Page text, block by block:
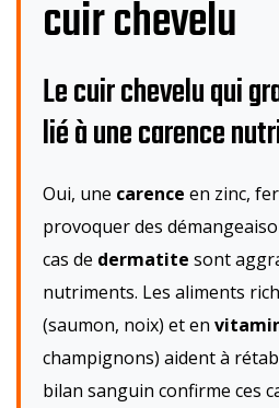
cuir chevelu
Le cuir chevelu qui
lié à une carence
Oui, une carence en zinc,
provoquer des
cas de dermatite sont
nutriments. Les aliments
(saumon, noix) et en
champignons) aident à
bilan sanguin confirme ces